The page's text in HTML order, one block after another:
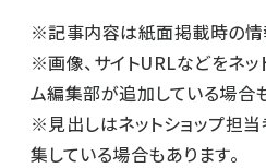
※記事内容は紙面掲載時の情
※画像、サイトURLなどをネッ
ム編集部が追加している場合
※見出しはネットショップ担
集している場合もあります。